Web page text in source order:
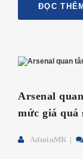
ĐỌC THÊM
Arsenal
mức giá quá
AdminMK